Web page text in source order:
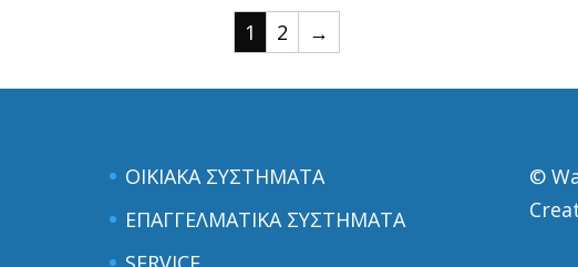
1 2 →
ΟΙΚΙΑΚΑ ΣΥΣΤΗΜΑΤΑ
ΕΠΑΓΓΕΛΜΑΤΙΚΑ ΣΥΣΤΗΜΑΤΑ
©